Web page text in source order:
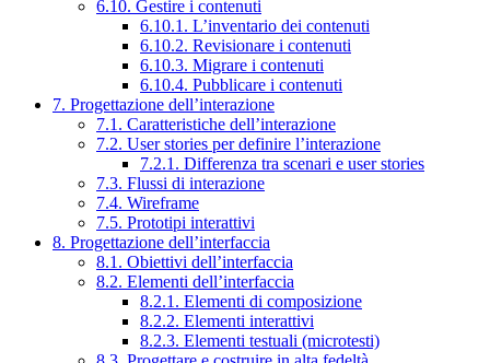
6.10. Gestire i contenuti
6.10.1. L’inventario dei contenuti
6.10.2. Revisionare i contenuti
6.10.3. Migrare i contenuti
6.10.4. Pubblicare i contenuti
7. Progettazione dell’interazione
7.1. Caratteristiche dell’interazione
7.2. User stories per definire l’interazione
7.2.1. Differenza tra scenari e user stories
7.3. Flussi di interazione
7.4. Wireframe
7.5. Prototipi interattivi
8. Progettazione dell’interfaccia
8.1. Obiettivi dell’interfaccia
8.2. Elementi dell’interfaccia
8.2.1. Elementi di composizione
8.2.2. Elementi interattivi
8.2.3. Elementi testuali (microtesti)